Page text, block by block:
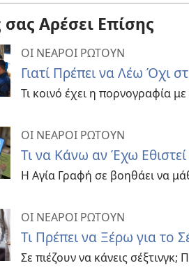
Αρέσει Επίσης
ΟΙ ΝΕΑΡΟΙ ΡΩΤΟΥΝ
Γιατί Πρέπει να Λέω Όχι
Τι κοινό έχει η πορνογραφία
ΟΙ ΝΕΑΡΟΙ ΡΩΤΟΥΝ
Τι να Κάνω αν Έχω
Η Αγία Γραφή σε βοηθάει να
ΟΙ ΝΕΑΡΟΙ ΡΩΤΟΥΝ
Τι Πρέπει να Ξέρω για το
Σε πιέζουν να κάνεις σέξτινγκ;